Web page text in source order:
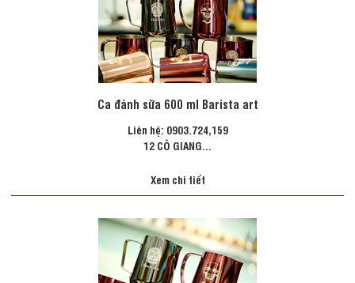
Ca đánh sữa 600 ml Barista art
Liên hệ: 0903.724,159
12 CÔ GIANG...
Xem chi tiết